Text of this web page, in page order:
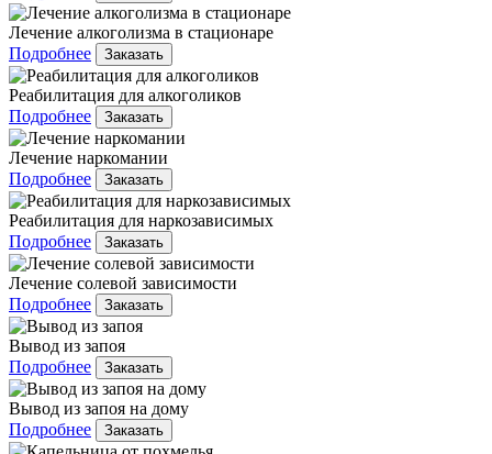
Лечение алкоголизма в стационаре
Подробнее
Заказать
Реабилитация для алкоголиков
Подробнее
Заказать
Лечение наркомании
Подробнее
Заказать
Реабилитация для наркозависимых
Подробнее
Заказать
Лечение солевой зависимости
Подробнее
Заказать
Вывод из запоя
Подробнее
Заказать
Вывод из запоя на дому
Подробнее
Заказать